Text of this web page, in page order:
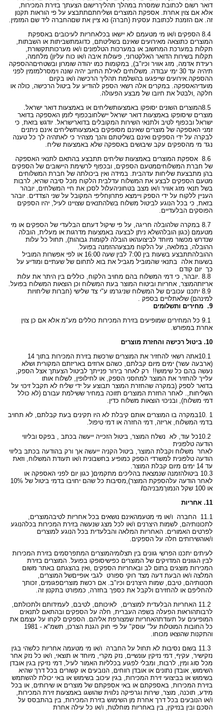
דואר רשום לכתובת שמסרת במהלך תהליךרישום הצעתך בזירת המכירות,
אלא אם צוין אחרת. אספקת המוצרים ושליחתםתתבצע על פי הוראות תקנון
זה. אם הזמנת לכתובת עסקית (חברה) נא ציין את שםהחברה ליד שם המזמין.
8.4 הספקים ו/או מי מטעמם לא יישאו בכלאחריות לעיכובים באספקת
המוצרים כתוצאה מאירועים שאינם בשליטתם, כדוגמתשביתות או השבתות,
תקלות במערכת המחשוב או במערכות הטלפונים ו/או מערכותתקשורת,
תקלות בשירות הדואר האלקטרוני, פעולות איבה ו/או כוח עליון( מלחמה,
רעידת אדמה, מזג אוויר וכיו"ב), במקומות כמו יהודה שומרון ובשטחיםההספקה
תיהיה עד 30 ימי עבודה. משלוחים לאילת החיוב יהיה שונה וימסר
למזמין לפני
ההספקה.אירועים שייפגעו בהשלמת תהליך הרכישה ו/או בקיום
מועדיהאספקה. במקרים אלה רשאי הספק להודיע על ביטול הרכישה, כולה או
חלקה ,ולבטל את חיובו של מבצע הפעולה.
8.5המוצרים השונים יסופקו באמצעותשליחים או באמצעות דואר ישראל.
מוצרים שיסופקו באמצעות דואר ישראל יישלחובכפוף לזמן האספקה בדואר
ישראל ובכפוף לטיב ולתנאי השירות המקובלים בדוארישראל. יודגש בזאת, כי
זמני האספקה של מוצרים שאינם מסופקים באמצעותשליחים אינם ניתנים
לבקרה על ידי הספקים ואינם בשליטתם והנך מצהיר כי לאתהיה לך כל טענה
נגד מי מהספקים עקב שיבושים באספקה שלא באמצעות שליח.
8.6 אספקת המוצרים באמצעות שליחים תתבצע בהתאם לתנאי האספקה
של חברת המשלוחיםמטעם הספקים, ובכפוף לרשימת היישובים של הספקים
בהן מתבצעת שליחות עדהבית. במידה ואין ביכולתה של חברת המשלוחים
מטעם הספקים לבצע את המשלוח עדלבית הלקוח מכל סיבה שהיא, לרבות
בשל תנאי מזג אוויר ו/או מצב בטחוניהעלול לסכן את חיי המשלחים, יובהר
העניין ללקוח על ידי הספק ויימצא פתרוןחליפי המקובל על שני הצדדים. יובהר
בזאת, כי בכל הנוגע לביטול משלוח בשלהתנאים שצויינו לעיל, יהיו הספקים
הפוסקים הבלעדיים.
8.7 במקרה שלהובלה חריגה, על פי שיקול דעתם הבלעדי של הספקים או מי
מטעמם (כגון הובלהשלא ניתן לבצעה באמצעות מדרגות או מעלית, הובלה
שנדרש מכשור מיוחד לביצועהאו הובלה לקומות גבוהות), תחול כל עלות
ההובלה, במלואה, על הלקוח מבצעההזמנה בפועל.
ההובלה
תתבצע בשעות בין 7:00 לבין שעה 16:00 או לפי אפשרות המוביל
בשעות אלה בתנאי שהמוביל מגביל את בוא לתחום של שעתיים ומודיע על
כך יום קודם
. 8.8יובהר, כי דמי המשלוח בהם מחויב הלקוח, כוללים בין היתר את עלות
אריזתהמוצר, אחריות וביטוח המוצר בעת המשלוח וכן הוצאות המשלוח בפועל.
8.9 יתכנו עכובים של המשלוח שניגרמו ע"י צד שלישי (חברות שליחויות
למינהם) שלאתלויים בספק .
9.
מחירים ותשלומים
9.1 כל המחירים שמופיעים בזירת המכירות כוללים מע"מ אלא אם כן צוין
אחרת במפורש.
10. ביטול רכישה והחזרת מוצרים
10.1
אתה רשאי להחזיר את המוצרים שרכשת בזירת המכירות בתוך 14
(ארבעה עשר) ימים מיום קבלתם, כשהם ארוזים באריזתם המקורית ושלא
נעשה בהם כל שימוש!! רק לאחר בירור פנייתך לביטול הצעתך אצל הספק,
עלייך להחזיר את המוצר למחסני הספק, או לחילופין, לשלוח אותו
בדואר לספק (במקרה שהחזרת המוצר תבוצע על ידי שליח לא תקבל זיכוי על
השליחות,. לאחר החזרת המוצרים תזוכה במחיר ששילמת עבורם (לא כולל
דמי משלוח), ובניכוי הוצאות משלוח כדין.
10. 1במקרה בו המוצרים אותם קיבלת לא היו תקינים בעת קבלתם, לא תחויב
בדמי המשלוח, אריזה, דמי החזרה או דמי טיפול.
10.2כל עוד, לא נשלח המוצר, ביטול הזכייה ייעשה בכתב , בפקס ובליווי
הודעה טלפונית
לאחר משלוח וקבלת המוצר, ביטול הקניה ייעשה אך ורק בהודעה בכתב בליווי
הודעה טלפונית למשרדי הספק כמופיע בחשבונית ו/או תעודת המשלוח, וזאת
עד 14 ימים מיום קבלת המוצר
.
10.3 ביטול
הזמנה שנמצאת בהליכים מתקמים( כגון יום לפני האספקה או
לאחר הודעה על
הספקת המוצר),מסיבות כל שהם יחויבו בדמי ביטול של 10%
או 100 שקל הנמוך
מבניהם/
11. אחריות
11.1 החברה ו/או מי מטעמהאינם נושאים בכל אחריות לטיבהמוצרים,
לתכונותיהם, לשמות היצרנים ו/או לכל מצג שנעשה בזירת המכירות בכלהנוגע
לפרטים האמורים. האחריות המלאה והבלעדית בכל הנוגע למוצרים
ו/אוהשירותים חלה על הספקים.
לעיתים יתכנו הפרשי גוונים בין תצלומיהמוצרים המתפרסמים בזירת המכירות
לבין הגוונים המדויקים של המוצרים כפישיסופקו בפועל. המוצרים בזירת
המכירות מוצגים בתום לב ובאחריות הספקים ,ואין בהצגתם באתר משום
המלצה ו/או הבעת דעה מצד רוקי ספורט לגבי אופייםשל המוצרים,
תכונותיהם, טיבם, שמות היצרנים וכיו"ב. אם רכשת מוצריםפגומים, זכותך
להחליפם או להחזירם ולקבל את כספך בחזרה, כמפורט בתקנון זה.
11.2 האחריות הבלעדית למוצרים, לאיכותם, לטיבם, לעמידותם ולתכולתם,
לרבותהוראות הפעלה בשפה העברית, חלה על הספקים ובהתאם לתנאים
המופיעים על תעודתהאחריות שמצורפת אליהם. הספקים לקחו על עצמם את
כל החובות המוטלות על"
עוסק" על פי חוק הגנת הצרכן, תשמ"א - 1981
והתקנות שהוצאו מכוחו.
11.3 בשום נסיבות לא תחול על החברה ו/או מי מטעמה אחריות כלשהי בגין
נזקישיר, עקיף, דמי נזיקין עונשיים, נזק מקרי, מיוחד או תוצאי, ו/או כל נזק אחר
מכל סוג ומין, לרבות, ומבלי לפגוע בכלליות האמור לעיל, דמי נזיקין בגין אובדן
השימוש, אובדן נתונים או אובדן רווחים, הנובעים או קשורים בכל דרך שהיא
בשימוש או בביצועי זירת המכירות, בגין עיכוב בשימוש או באי יכולת להשתמש
בזירת המכירות, באספקתם או באי אספקתם של מוצרים או שירותים, או בכל
מידע, תוכנה, מוצר, שירות וגרפיקה נלווית שהושגו באמצעות זירת המכירות,
ו/או הנובעים בכל דרך אחרת מן השימוש בזירת המכירות, בין בהתבסס על
הסכם ובין בנזיקין, בין באחריות מוחלטת, ו/או כל עילה אחרת